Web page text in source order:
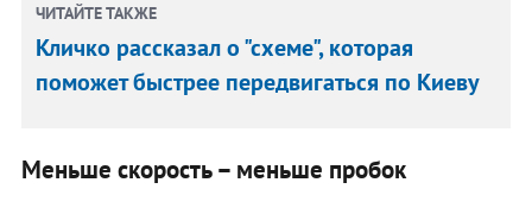
ЧИТАЙТЕ ТАКЖЕ
Кличко рассказал о "схеме", которая
поможет быстрее передвигаться по Киеву
Меньше скорость – меньше пробок